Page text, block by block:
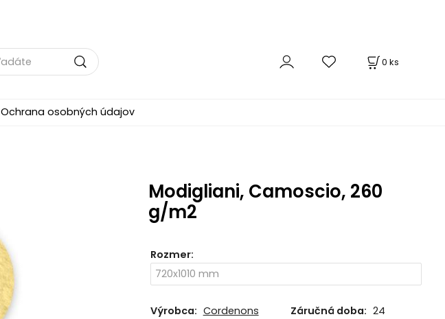
0 ks
Ochrana osobných údajov
Modigliani, Camoscio, 260
g/m2
Rozmer:
Výrobca: Cordenons Záručná doba: 24